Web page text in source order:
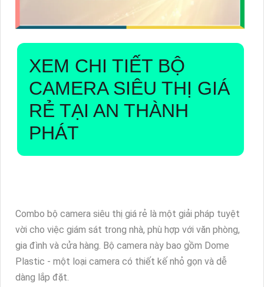
XEM CHI TIẾT BỘ
CAMERA SIÊU THỊ GIÁ
RẺ TẠI AN THÀNH
PHÁT
Combo bộ camera siêu thị giá rẻ là một giải pháp tuyệt
vời cho việc giám sát trong nhà, phù hợp với văn phòng,
gia đình và cửa hàng. Bộ camera này bao gồm Dome
Plastic - một loại camera có thiết kế nhỏ gọn và dễ
dàng lắp đặt.